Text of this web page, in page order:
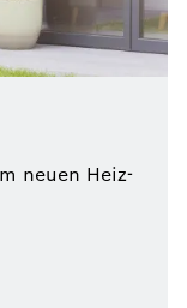
neuen Heiz-